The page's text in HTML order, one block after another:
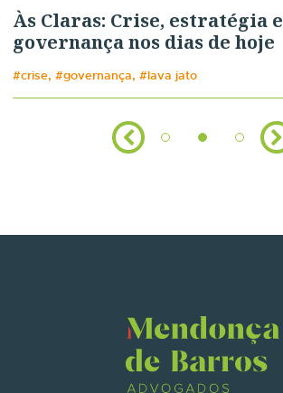
Às Claras: Crise, estratégia e
governança nos dias de hoje
#crise, #governança, #lava jato